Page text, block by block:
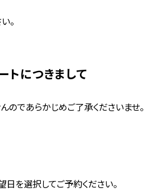
。
トにつきまして
であらかじめご了承くださいませ。
を選択してご予約ください。